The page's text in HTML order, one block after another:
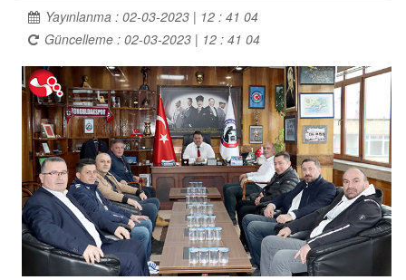
Yayınlanma : 02-03-2023 | 12 : 41 04
Güncelleme : 02-03-2023 | 12 : 41 04